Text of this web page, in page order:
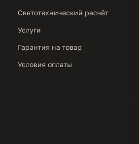
Светотехнический расчёт
Услуги
Гарантия на товар
Условия оплаты